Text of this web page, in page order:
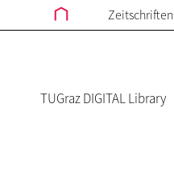
Zeitschriften
TUGraz DIGITAL Library